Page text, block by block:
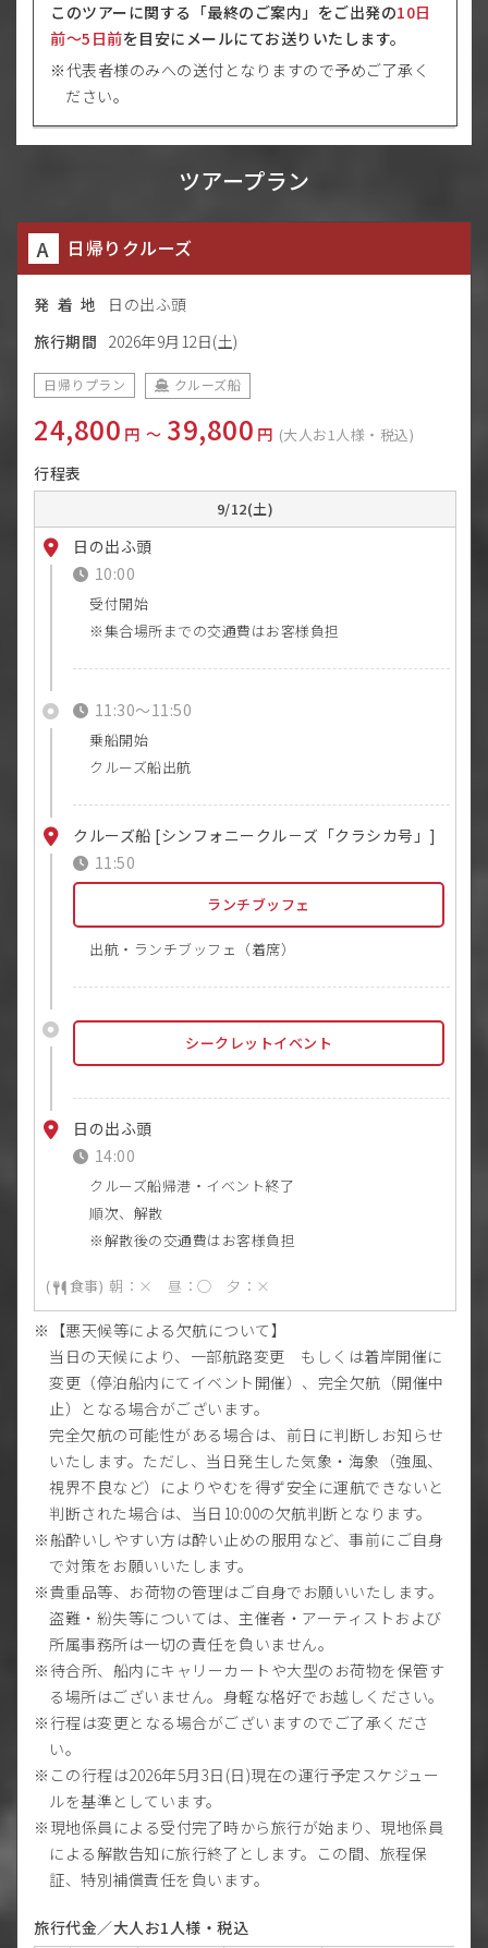
このツアーに関する「最終のご案内」をご出発の10日
前〜5日前を目安にメールにてお送りいたします。
代表者様のみへの送付となりますので予めご了承く
ださい。
ツアープラン
A 日帰りクルーズ
発 着 地
日の出ふ頭
旅行期間 2026年9月12日(土)
日帰りプラン クルーズ船
24,800 円 〜 39,800 円 (大人お1人様・税込)
行程表
9/12(土)
日の出ふ頭
10:00
受付開始
集合場所までの交通費はお客様負担
11:30〜11:50
乗船開始
クルーズ船出航
クルーズ船 [シンフォニークル－ズ「クラシカ号」]
11:50
ランチブッフェ
出航・ランチブッフェ（着席）
シークレットイベント
日の出ふ頭
14:00
クルーズ船帰港・イベント終了
順次、解散
解散後の交通費はお客様負担
朝：× 昼：◯ 夕：×
【悪天候等による欠航について】
当日の天候により、一部航路変更 もしくは着岸開催に
変更（停泊船内にてイベント開催）、完全欠航（開催中
止）となる場合がございます。
完全欠航の可能性がある場合は、前日に判断しお知らせ
いたします。ただし、当日発生した気象・海象（強風、
視界不良など）によりやむを得ず安全に運航できないと
判断された場合は、当日10:00の欠航判断となります。
船酔いしやすい方は酔い止めの服用など、事前にご自身
で対策をお願いいたします。
貴重品等、お荷物の管理はご自身でお願いいたします。
盗難・紛失等については、主催者・アーティストおよび
所属事務所は一切の責任を負いません。
待合所、船内にキャリーカートや大型のお荷物を保管す
る場所はございません。身軽な格好でお越しください。
行程は変更となる場合がございますのでご了承くださ
い。
この行程は2026年5月3日(日)現在の運行予定スケジュー
ルを基準としています。
現地係員による受付完了時から旅行が始まり、現地係員
による解散告知に旅行終了とします。この間、旅程保
証、特別補償責任を負います。
旅行代金／大人お1人様・税込